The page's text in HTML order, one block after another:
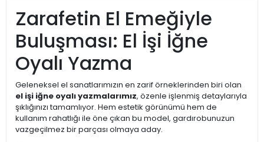
Zarafetin El Emeğiyle
Buluşması: El İşi İğne
Oyalı Yazma
Geleneksel el sanatlarımızın en zarif örneklerinden biri olan
el işi iğne oyalı yazmalarımız, özenle işlenmiş detaylarıyla
şıklığınızı tamamlıyor. Hem estetik görünümü hem de
kullanım rahatlığı ile öne çıkan bu model, gardırobunuzun
vazgeçilmez bir parçası olmaya aday.